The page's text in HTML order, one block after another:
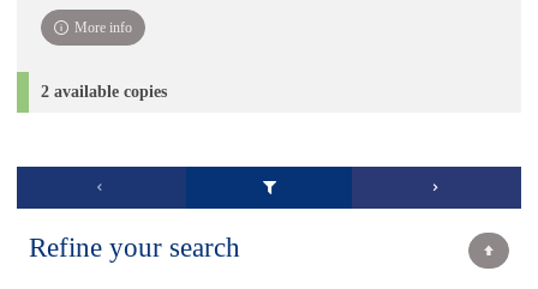
More info
2 available copies
Refine your search